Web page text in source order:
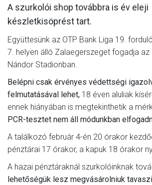
A szurkolói shop továbbra is év eleji
készletkisöprést tart.
Együttesünk az OTP Bank Liga 19.
7. helyen álló Zalaegerszeget fogadja az
Nándor Stadionban.
Belépni csak érvényes védettségi
felmutatásával lehet, 18 éven aluliak
ennek hiányában is megtekinthetik a
PCR-tesztet nem áll módunkban
A találkozó február 4-én 20 órakor
pénztárai 17 órakor, a kapuk 18 órakor
A hazai pénztáraknál szurkolóinknak
lehetőségük lesz megvásárolniuk